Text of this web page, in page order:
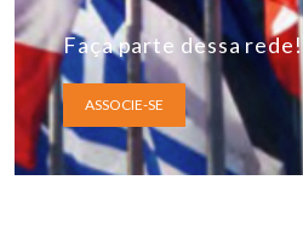
Faça parte dessa rede!
ASSOCIE-SE